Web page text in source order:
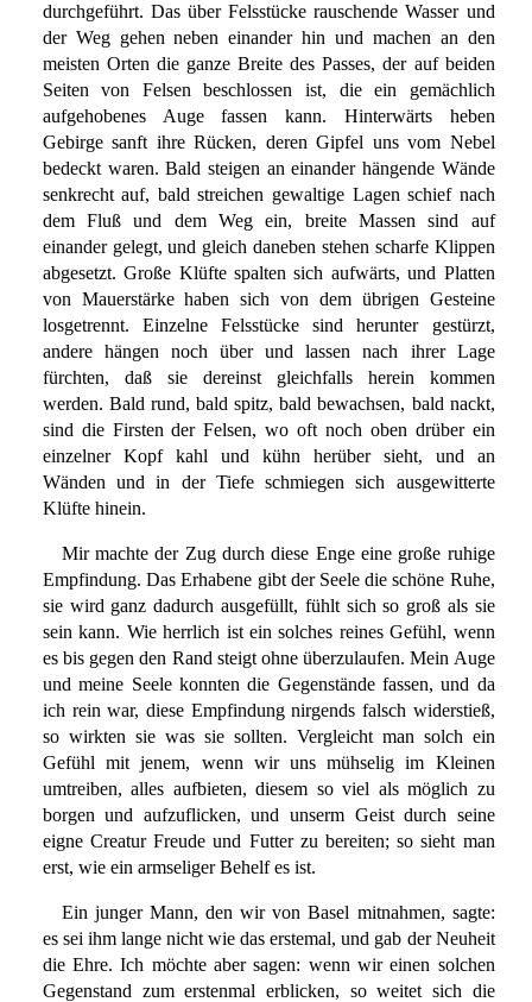
durchgeführt. Das über Felsstücke rauschende Wasser und
der Weg gehen neben einander hin und machen an den
meisten Orten die ganze Breite des Passes, der auf beiden
Seiten von Felsen beschlossen ist, die ein gemächlich
aufgehobenes Auge fassen kann. Hinterwärts heben
Gebirge sanft ihre Rücken, deren Gipfel uns vom Nebel
bedeckt waren. Bald steigen an einander hängende Wände
senkrecht auf, bald streichen gewaltige Lagen schief nach
dem Fluß und dem Weg ein, breite Massen sind auf
einander gelegt, und gleich daneben stehen scharfe Klippen
abgesetzt. Große Klüfte spalten sich aufwärts, und Platten
von Mauerstärke haben sich von dem übrigen Gesteine
losgetrennt. Einzelne Felsstücke sind herunter gestürzt,
andere hängen noch über und lassen nach ihrer Lage
fürchten, daß sie dereinst gleichfalls herein kommen
werden. Bald rund, bald spitz, bald bewachsen, bald nackt,
sind die Firsten der Felsen, wo oft noch oben drüber ein
einzelner Kopf kahl und kühn herüber sieht, und an
Wänden und in der Tiefe schmiegen sich ausgewitterte
Klüfte hinein.
Mir machte der Zug durch diese Enge eine große ruhige
Empfindung. Das Erhabene gibt der Seele die schöne Ruhe,
sie wird ganz dadurch ausgefüllt, fühlt sich so groß als sie
sein kann. Wie herrlich ist ein solches reines Gefühl, wenn
es bis gegen den Rand steigt ohne überzulaufen. Mein Auge
und meine Seele konnten die Gegenstände fassen, und da
ich rein war, diese Empfindung nirgends falsch widerstieß,
so wirkten sie was sie sollten. Vergleicht man solch ein
Gefühl mit jenem, wenn wir uns mühselig im Kleinen
umtreiben, alles aufbieten, diesem so viel als möglich zu
borgen und aufzuflicken, und unserm Geist durch seine
eigne Creatur Freude und Futter zu bereiten; so sieht man
erst, wie ein armseliger Behelf es ist.
Ein junger Mann, den wir von Basel mitnahmen, sagte:
es sei ihm lange nicht wie das erstemal, und gab der Neuheit
die Ehre. Ich möchte aber sagen: wenn wir einen solchen
Gegenstand zum erstenmal erblicken, so weitet sich die